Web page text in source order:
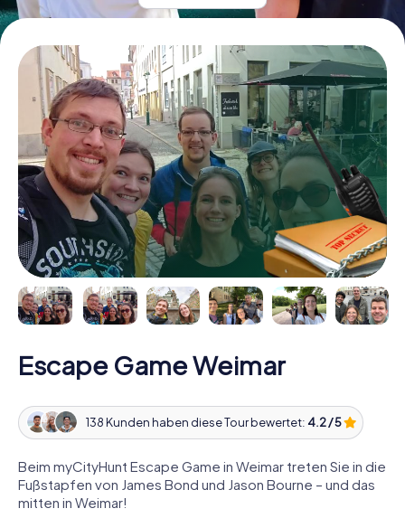
Escape Game Weimar
138 Kunden haben diese Tour bewertet: 4.2 / 5
Beim myCityHunt Escape Game in Weimar treten Sie in die
Fußstapfen von James Bond und Jason Bourne – und das
mitten in Weimar!